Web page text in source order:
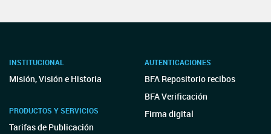
INSTITUCIONAL
Misión, Visión e Historia
PRODUCTOS Y SERVICIOS
Tarifas de Publicación
AUTENTICACIONES
BFA Repositorio recibos
BFA Verificación
Firma digital